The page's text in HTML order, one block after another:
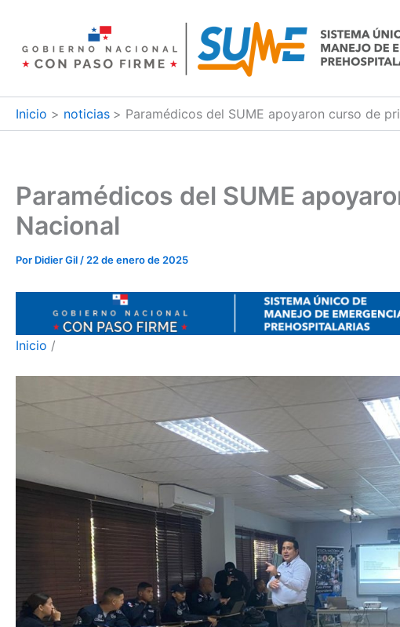
contenido
Inicio noticias Paramédicos del SUME apoyaron curso de
Paramédicos del SUME
Nacional
Por Didier Gil / 22 de enero de 2025
Inicio /